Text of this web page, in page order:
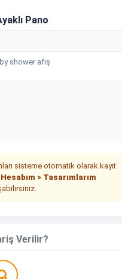
Pano
shower afiş
sisteme otomatik olarak kayıt
Hesabım > Tasarımlarım
Verilir?